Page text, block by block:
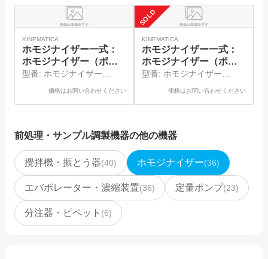
KINEMATICA
ホモジナイザー一式：
ホモジナイザー（ポリ
トロン）、シャフトジ
ェネレータ
型番: ホモジナイザー
（PT1300D）、シャフトジ
価格はお問い合わせください
SOLD
KINEMATICA
ホモジナイザー一式：
ホモジナイザー（ポリ
トロン）、シャフトジ
ェネレータ
型番: ホモジナイザー
（PT1200E）、シャフトジ
価格はお問い合わせください
前処理・サンプル調製機器の他の機器
攪拌機・振とう器(40) ホモジナイザー(36)
エバポレーター・濃縮装置(36) 定量ポンプ(23)
分注器・ピペット (6)